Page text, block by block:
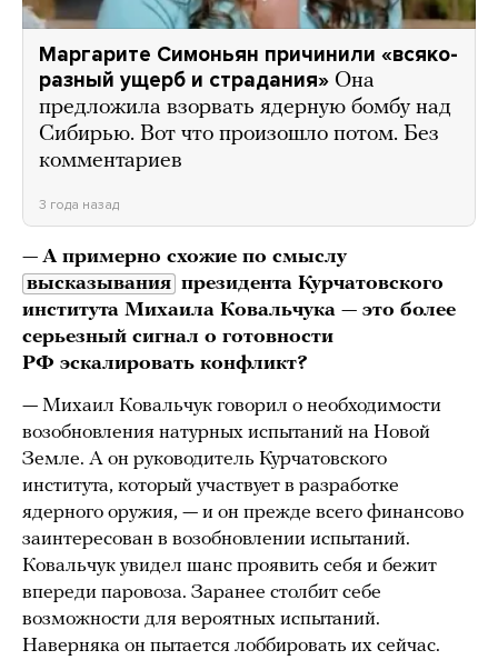
Маргарите Симоньян причинили «всяко-
разный ущерб и страдания» Она
предложила взорвать ядерную бомбу над
Сибирью. Вот что произошло потом. Без
комментариев
3 года назад
— А примерно схожие по смыслу
высказывания президента Курчатовского
института Михаила Ковальчука — это более
серьезный сигнал о готовности
РФ эскалировать конфликт?
— Михаил Ковальчук говорил о необходимости
возобновления натурных испытаний на Новой
Земле. А он руководитель Курчатовского
института, который участвует в разработке
ядерного оружия, — и он прежде всего финансово
заинтересован в возобновлении испытаний.
Ковальчук увидел шанс проявить себя и бежит
впереди паровоза. Заранее столбит себе
возможности для вероятных испытаний.
Наверняка он пытается лоббировать их сейчас.